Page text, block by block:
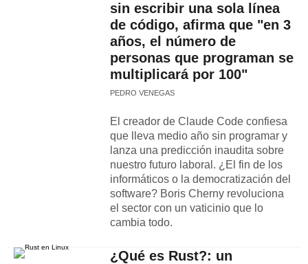
sin escribir una sola línea
de código, afirma que "en 3
años, el número de
personas que programan se
multiplicará por 100"
PEDRO VENEGAS
El creador de Claude Code confiesa
que lleva medio año sin programar y
lanza una predicción inaudita sobre
nuestro futuro laboral. ¿El fin de los
informáticos o la democratización del
software? Boris Cherny revoluciona
el sector con un vaticinio que lo
cambia todo.
¿Qué es Rust?: un